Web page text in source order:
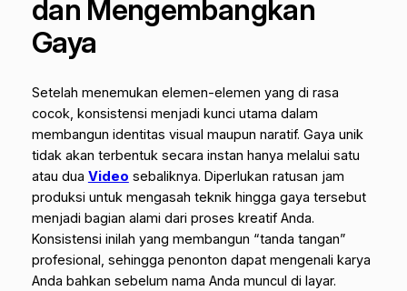
dan Mengembangkan
Gaya
Setelah menemukan elemen-elemen yang di rasa
cocok, konsistensi menjadi kunci utama dalam
membangun identitas visual maupun naratif. Gaya unik
tidak akan terbentuk secara instan hanya melalui satu
atau dua Video sebaliknya. Diperlukan ratusan jam
produksi untuk mengasah teknik hingga gaya tersebut
menjadi bagian alami dari proses kreatif Anda.
Konsistensi inilah yang membangun “tanda tangan”
profesional, sehingga penonton dapat mengenali karya
Anda bahkan sebelum nama Anda muncul di layar.